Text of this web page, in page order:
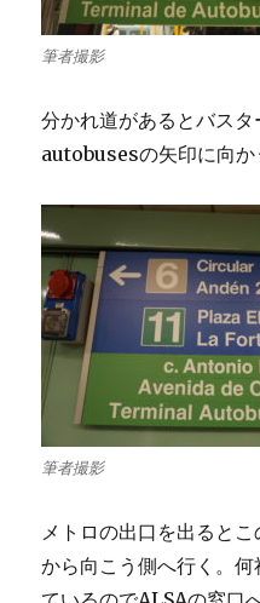
筆者撮影
分かれ道があるとバス
autobusesの矢印に向か
筆者撮影
メトロの出口を出ると
から向こう側へ行く。